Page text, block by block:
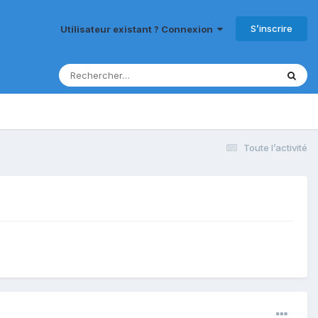
Utilisateur existant ? Connexion S’inscrire
Toute l’activité